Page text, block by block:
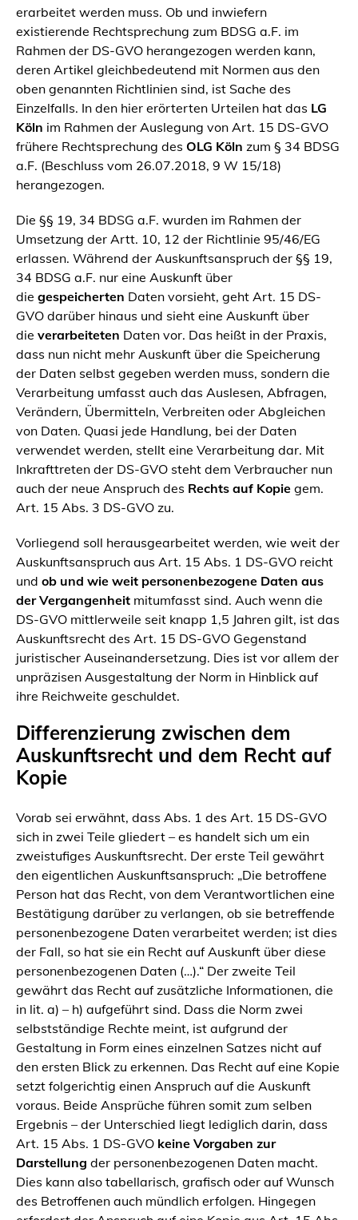
erarbeitet werden muss. Ob und inwiefern
existierende Rechtsprechung zum BDSG a.F. im
Rahmen der DS-GVO herangezogen werden kann,
deren Artikel gleichbedeutend mit Normen aus den
oben genannten Richtlinien sind, ist Sache des
Einzelfalls. In den hier erörterten Urteilen hat das LG
Köln im Rahmen der Auslegung von Art. 15 DS-GVO
frühere Rechtsprechung des OLG Köln zum § 34 BDSG
a.F. (Beschluss vom 26.07.2018, 9 W 15/18)
herangezogen.
Die §§ 19, 34 BDSG a.F. wurden im Rahmen der
Umsetzung der Artt. 10, 12 der Richtlinie 95/46/EG
erlassen. Während der Auskunftsanspruch der §§ 19,
34 BDSG a.F. nur eine Auskunft über
die gespeicherten Daten vorsieht, geht Art. 15 DS-
GVO darüber hinaus und sieht eine Auskunft über
die verarbeiteten Daten vor. Das heißt in der Praxis,
dass nun nicht mehr Auskunft über die Speicherung
der Daten selbst gegeben werden muss, sondern die
Verarbeitung umfasst auch das Auslesen, Abfragen,
Verändern, Übermitteln, Verbreiten oder Abgleichen
von Daten. Quasi jede Handlung, bei der Daten
verwendet werden, stellt eine Verarbeitung dar. Mit
Inkrafttreten der DS-GVO steht dem Verbraucher nun
auch der neue Anspruch des Rechts auf Kopie gem.
Art. 15 Abs. 3 DS-GVO zu.
Vorliegend soll herausgearbeitet werden, wie weit der
Auskunftsanspruch aus Art. 15 Abs. 1 DS-GVO reicht
und ob und wie weit personenbezogene Daten aus
der Vergangenheit mitumfasst sind. Auch wenn die
DS-GVO mittlerweile seit knapp 1,5 Jahren gilt, ist das
Auskunftsrecht des Art. 15 DS-GVO Gegenstand
juristischer Auseinandersetzung. Dies ist vor allem der
unpräzisen Ausgestaltung der Norm in Hinblick auf
ihre Reichweite geschuldet.
Differenzierung zwischen dem
Auskunftsrecht und dem Recht auf
Kopie
Vorab sei erwähnt, dass Abs. 1 des Art. 15 DS-GVO
sich in zwei Teile gliedert – es handelt sich um ein
zweistufiges Auskunftsrecht. Der erste Teil gewährt
den eigentlichen Auskunftsanspruch: „Die betroffene
Person hat das Recht, von dem Verantwortlichen eine
Bestätigung darüber zu verlangen, ob sie betreffende
personenbezogene Daten verarbeitet werden; ist dies
der Fall, so hat sie ein Recht auf Auskunft über diese
personenbezogenen Daten (…).“ Der zweite Teil
gewährt das Recht auf zusätzliche Informationen, die
in lit. a) – h) aufgeführt sind. Dass die Norm zwei
selbstständige Rechte meint, ist aufgrund der
Gestaltung in Form eines einzelnen Satzes nicht auf
den ersten Blick zu erkennen. Das Recht auf eine Kopie
setzt folgerichtig einen Anspruch auf die Auskunft
voraus. Beide Ansprüche führen somit zum selben
Ergebnis – der Unterschied liegt lediglich darin, dass
Art. 15 Abs. 1 DS-GVO keine Vorgaben zur
Darstellung der personenbezogenen Daten macht.
Dies kann also tabellarisch, grafisch oder auf Wunsch
des Betroffenen auch mündlich erfolgen. Hingegen